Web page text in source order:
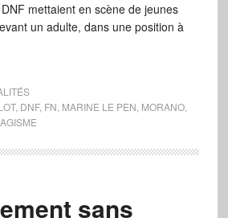
mettaient en scène de jeunes
un adulte, dans une position à
, DNF, FN MARINE LE PEN MORANO,
sans